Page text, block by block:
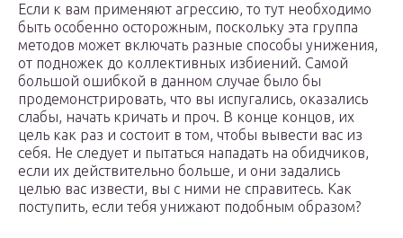
Если к вам применяют агрессию, то тут необходимо
быть особенно осторожным, поскольку эта группа
методов может включать разные способы унижения,
от подножек до коллективных избиений. Самой
большой ошибкой в данном случае было бы
продемонстрировать, что вы испугались, оказались
слабы, начать кричать и проч. В конце концов, их
цель как раз и состоит в том, чтобы вывести вас из
себя. Не следует и пытаться нападать на обидчиков,
если их действительно больше, и они задались
целью вас извести, вы с ними не справитесь. Как
поступить, если тебя унижают подобным образом?